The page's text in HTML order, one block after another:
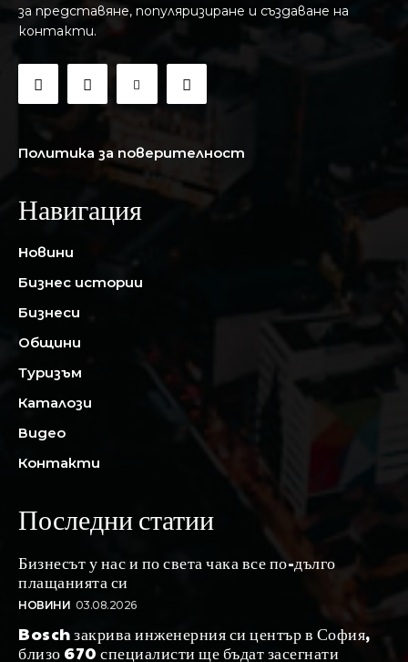
за представяне, популяризиране и създаване на
контакти.
Политика за поверителност
Навигация
Новини
Бизнес истории
Бизнеси
Общини
Туризъм
Каталози
Видео
Контакти
Последни статии
Бизнесът у нас и по света чака все по-дълго
плащанията си
НОВИНИ 03.08.2026
Bosch закрива инженерния си център в София,
близо 670 специалисти ще бъдат засегнати